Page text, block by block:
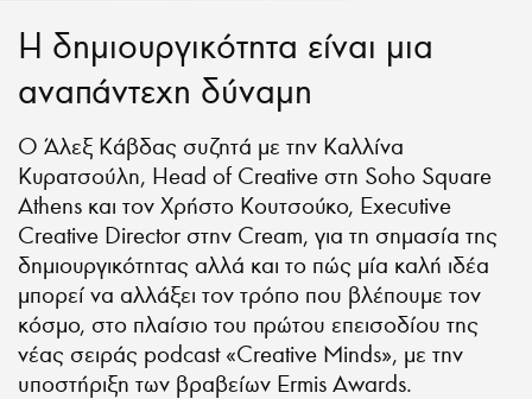
H δημιουργικότητα είναι μια
αναπάντεχη δύναμη
Ο Άλεξ Κάβδας συζητά με την Καλλίνα
Κυρατσούλη, Head of Creative στη Soho Square
Athens και τον Χρήστο Κουτσούκο, Executive
Creative Director στην Cream, για τη σημασία της
δημιουργικότητας αλλά και το πώς μία καλή ιδέα
μπορεί να αλλάξει τον τρόπο που βλέπουμε τον
κόσμο, στο πλαίσιο του πρώτου επεισοδίου της
νέας σειράς podcast «Creative Minds», με την
υποστήριξη των βραβείων Ermis Awards.